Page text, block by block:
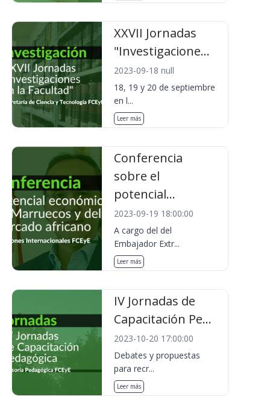
XXVII Jornadas
"Investigacione...
2023-09-18 null
18, 19 y 20 de septiembre
en l...
Leer más
Conferencia
sobre el
potencial...
2023-09-19 18:00:00
A cargo del del
Embajador Extr...
Leer más
IV Jornadas de
Capacitación Pe...
2023-10-20 17:00:00
Debates y propuestas
para recr...
Leer más